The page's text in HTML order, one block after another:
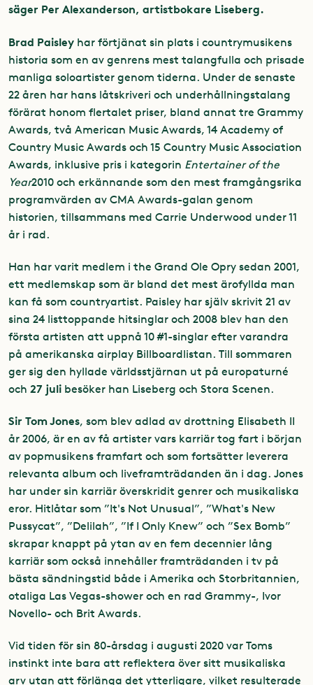
säger Per Alexanderson, artistbokare Liseberg.
Brad Paisley har förtjänat sin plats i countrymusikens
historia som en av genrens mest talangfulla och prisade
manliga soloartister genom tiderna. Under de senaste
22 åren har hans låtskriveri och underhållningstalang
förärat honom flertalet priser, bland annat tre Grammy
Awards, två American Music Awards, 14 Academy of
Country Music Awards och 15 Country Music Association
Awards, inklusive pris i kategorin Entertainer of the
Year2010 och erkännande som den mest framgångsrika
programvärden av CMA Awards-galan genom
historien, tillsammans med Carrie Underwood under 11
år i rad.
Han har varit medlem i the Grand Ole Opry sedan 2001,
ett medlemskap som är bland det mest ärofyllda man
kan få som countryartist. Paisley har själv skrivit 21 av
sina 24 listtoppande hitsinglar och 2008 blev han den
första artisten att uppnå 10 #1-singlar efter varandra
på amerikanska airplay Billboardlistan. Till sommaren
ger sig den hyllade världsstjärnan ut på europaturné
och 27 juli besöker han Liseberg och Stora Scenen.
Sir Tom Jones, som blev adlad av drottning Elisabeth II
år 2006, är en av få artister vars karriär tog fart i början
av popmusikens framfart och som fortsätter leverera
relevanta album och liveframträdanden än i dag. Jones
har under sin karriär överskridit genrer och musikaliska
eror. Hitlåtar som ”It's Not Unusual”, ”What's New
Pussycat”, ”Delilah”, ”If I Only Knew” och ”Sex Bomb”
skrapar knappt på ytan av en fem decennier lång
karriär som också innehåller framträdanden i tv på
bästa sändningstid både i Amerika och Storbritannien,
otaliga Las Vegas-shower och en rad Grammy-, Ivor
Novello- och Brit Awards.
Vid tiden för sin 80-årsdag i augusti 2020 var Toms
instinkt inte bara att reflektera över sitt musikaliska
arv utan att förlänga det ytterligare, vilket resulterade